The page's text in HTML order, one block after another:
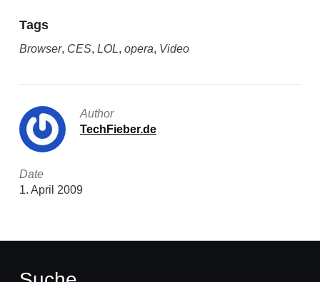
Tags
Browser, CES, LOL, opera, Video
Author
TechFieber.de
Date
1. April 2009